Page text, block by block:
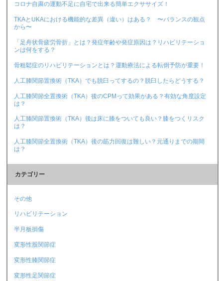
コロナ自粛の運動不足に自宅で出来る簡単エクササイズ！
TKAとUKAにおける機能的な差異（違い）はある？ 〜バランスの観点
から〜
「足舟状骨疲労骨折」とは？発症年齢や発症原因は？リハビリテーショ
ンは何をする？
骨粗鬆症のリハビリテーションとは？運動療法による転倒予防が重要！
人工膝関節置換術（TKA）でも脱臼ってするの？脱臼したらどうする？
人工膝関節全置換術（TKA）後のCPMって効果がある？有効な角度設定
は？
人工膝関節置換術（TKA）後は床に膝をついても良い？膝をつくリスク
は？
人工膝関節全置換術（TKA）後の筋力回復は難しい？元通りまでの期間
は？
カテゴリー
その他
リハビリテーション
半月板損傷
変形性股関節症
変形性膝関節症
変形性足関節症